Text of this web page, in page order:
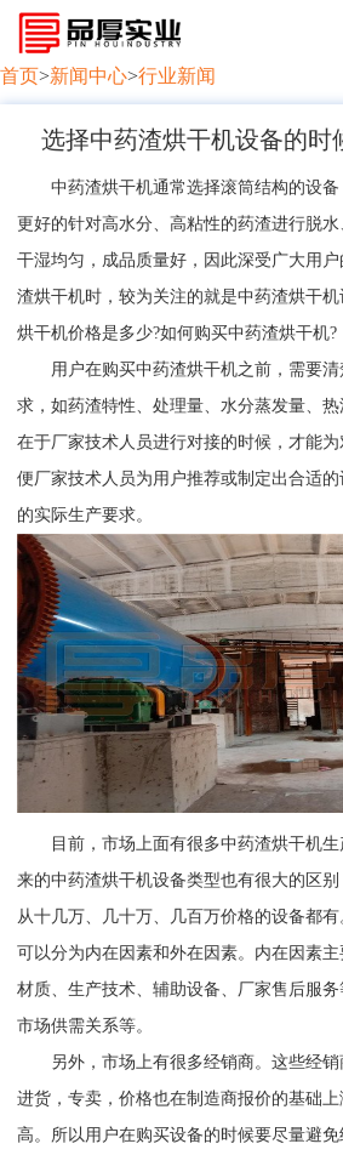
首页>新闻中心>行业新闻
选择中药渣烘干机设备的时
中药渣烘干机通常选择滚筒结构的设备
更好的针对高水分、高粘性的药渣进行脱
干湿均匀，成品质量好，因此深受广大用
渣烘干机时，较为关注的就是中药渣烘干
烘干机价格是多少?如何购买中药渣烘干机?
用户在购买中药渣烘干机之前，需要清
求，如药渣特性、处理量、水分蒸发量、
在于厂家技术人员进行对接的时候，才能
便厂家技术人员为用户推荐或制定出合适
的实际生产要求。
目前，市场上面有很多中药渣烘干机生
来的中药渣烘干机设备类型也有很大的区别
从十几万、几十万、几百万价格的设备都
可以分为内在因素和外在因素。内在因素
材质、生产技术、辅助设备、厂家售后服务
市场供需关系等。
另外，市场上有很多经销商。这些经销
进货，专卖，价格也在制造商报价的基础
高。所以用户在购买设备的时候要尽量避免